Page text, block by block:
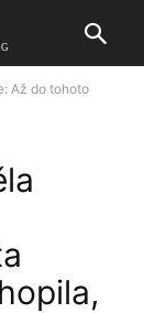
Až do tohoto